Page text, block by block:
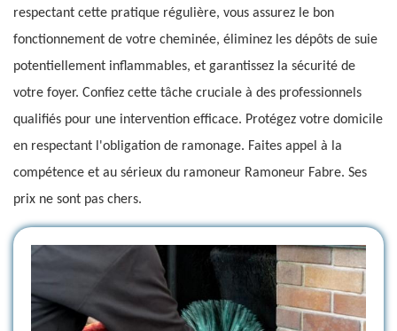
respectant cette pratique régulière, vous assurez le bon
fonctionnement de votre cheminée, éliminez les dépôts de suie
potentiellement inflammables, et garantissez la sécurité de
votre foyer. Confiez cette tâche cruciale à des professionnels
qualifiés pour une intervention efficace. Protégez votre domicile
en respectant l'obligation de ramonage. Faites appel à la
compétence et au sérieux du ramoneur Ramoneur Fabre. Ses
prix ne sont pas chers.